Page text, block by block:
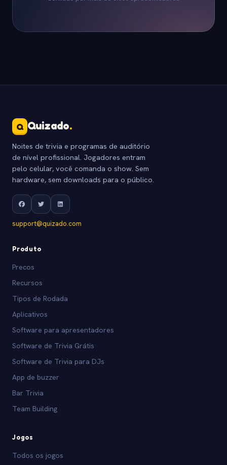
Q Quizado.
Noites de trivia e programas de auditório
de nível profissional. Jogadores entram
pelo celular, você comanda o show. Sem
hardware, sem downloads para o público.
support@quizado.com
Produto
Precos
Recursos
Tipos de Rodada
Aplicativos
Software para apresentadores
Software de Trivia Grátis
Software de Trivia para DJs
App de buzzer
Bar Trivia
Team Building
Jogos
Todos os jogos